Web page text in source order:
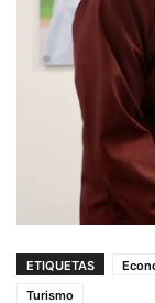
ETIQUETAS
Turismo